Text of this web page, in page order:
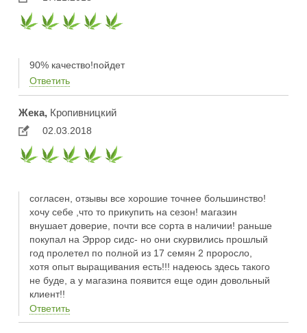
90% качество!пойдет
Ответить
Жека,Кропивницкий
02.03.2018
согласен, отзывы все хорошие точнее большинство!
хочу себе ,что то прикупить на сезон! магазин
внушает доверие, почти все сорта в наличии! раньше
покупал на Эррор сидс- но они скурвились прошлый
год пролетел по полной из 17 семян 2 проросло,
хотя опыт выращивания есть!!! надеюсь здесь такого
не буде, а у магазина появится еще один довольный
клиент!!
Ответить